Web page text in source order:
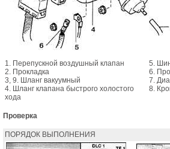
1. Перепускной воздушный клапан
2. Прокладка
3, 9. Шланг вакуумный
4. Шланг клапана быстрого холостого
хода
5.
6.
7.
8.
Проверка
ПОРЯДОК ВЫПОЛНЕНИЯ